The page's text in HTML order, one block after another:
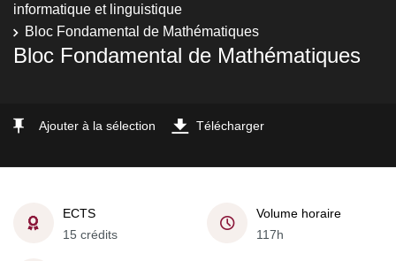
informatique et linguistique
Bloc Fondamental de Mathématiques
Bloc Fondamental de Mathématiques
Ajouter à la sélection Télécharger
ECTS
15 crédits
Volume horaire
117h